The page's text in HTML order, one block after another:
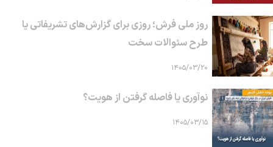
روز ملی فرش؛ روزی برای گزارش‌های تشریفاتی یا
طرح سئوالات سخت
۱۴۰۵/۰۳/۲۰
نوآوری یا فاصله گرفتن از هویت؟
۱۴۰۵/۰۳/۱۵